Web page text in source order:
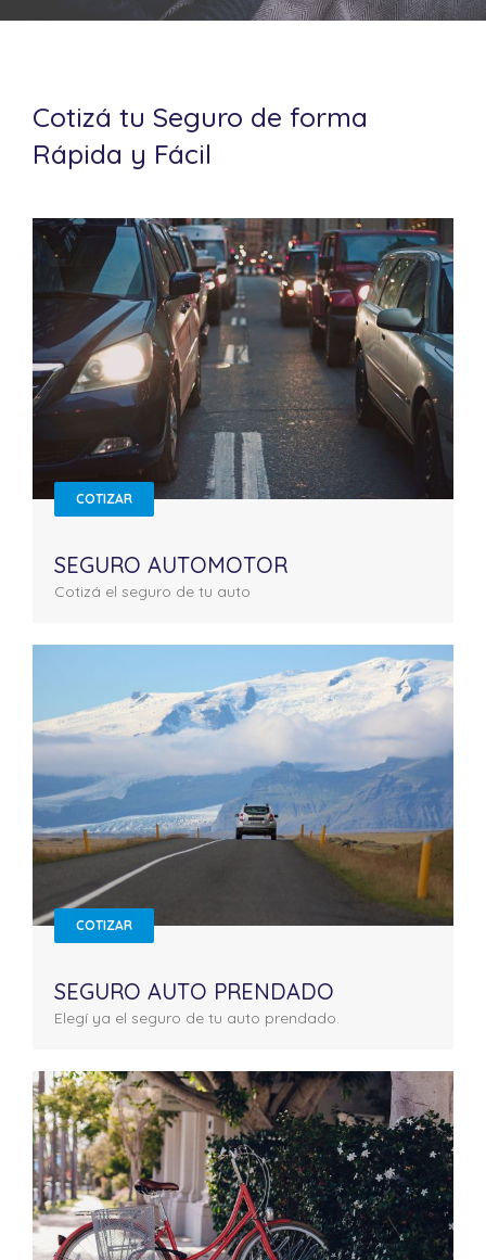
Cotizá tu Seguro de forma
Rápida y Fácil
COTIZAR
SEGURO AUTOMOTOR
Cotizá el seguro de tu auto
COTIZAR
SEGURO AUTO PRENDADO
Elegí ya el seguro de tu auto prendado.